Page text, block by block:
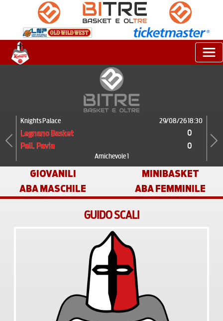
Knights Palace 29/08/26 18:30
Legnano Basket
0
Pall. Pavia
0
Amichevole 1
Previous Next
GIOVANILI
MINIBASKET
ABA MASCHILE
ABA FEMMINILE
GUIDO SCALI